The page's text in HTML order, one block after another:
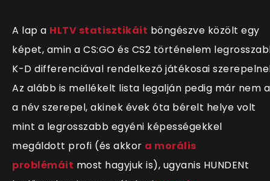
A lap a HLTV statisztikáit böngészve közölt egy
képet, amin a CS:GO és CS2 történelem
K-D differenciával rendelkező játékosai
Az alább is mellékelt lista legalján pedig már nem
a név szerepel, akinek évek óta bérelt helye volt
mint a legrosszabb egyéni képességekkel
megáldott profi (és akkor a morális
problémáit most hagyjuk is), ugyanis HUNDENt